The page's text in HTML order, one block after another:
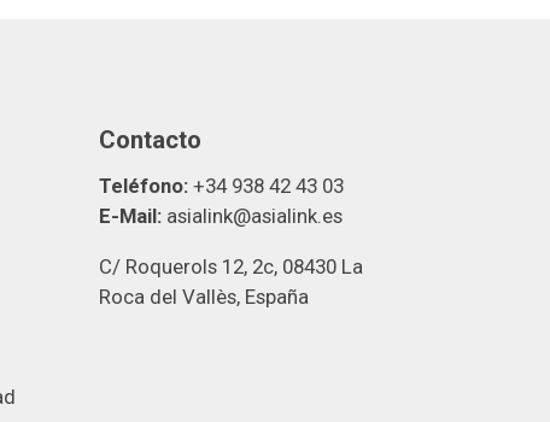
Contacto
Teléfono: +34 938 42 43 03
E-Mail: asialink@asialink.es
C/ Roquerols 12, 2c, 08430 La
Roca del Vallès, España